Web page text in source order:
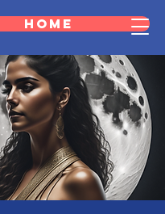
Home